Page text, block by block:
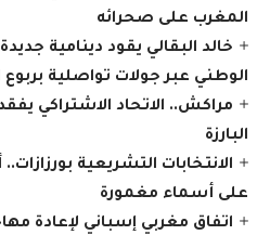
المغرب على صحرائه
خالد البقالي يقود دينامية
الوطني عبر جولات تواصلية بربوع
مراكش.. الاتحاد الاشتراكي
البارزة
الانتخابات التشريعية
على أسماء مغمورة
اتفاق مغربي إسباني لإعادة